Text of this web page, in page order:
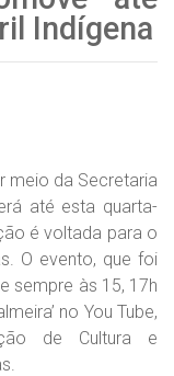
Indígena
meio da Secretaria
até esta quarta-
é voltada para o
O evento, que foi
sempre às 15, 17h
no You Tube,
de Cultura e